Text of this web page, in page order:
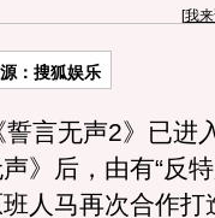
[我
：搜狐娱乐
言无声2》已进
》后，由有“反
人马再次合作打